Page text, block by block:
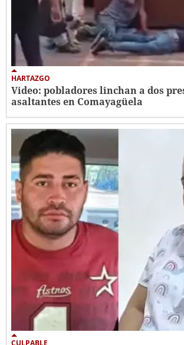
HARTAZGO
Video: pobladores linchan a dos
asaltantes en Comayagüela
CULPABLE